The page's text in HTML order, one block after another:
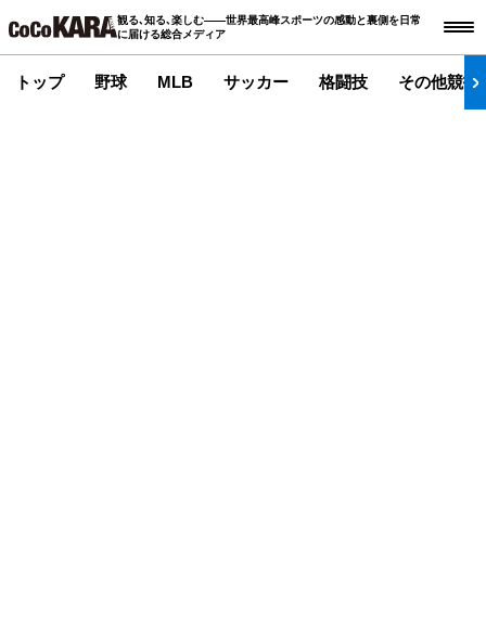
観る､知る､楽しむ――世界最高峰スポーツの感動と裏側を日常
に届ける総合メディア
トップ 野球 MLB サッカー 格闘技 その他競技